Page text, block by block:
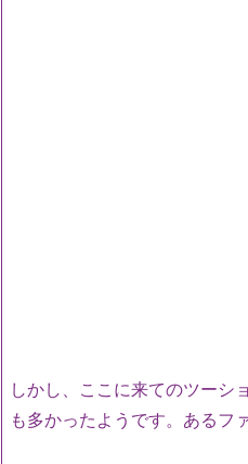
しかし、ここに来てのツーシ
も多かったようです。あるフ